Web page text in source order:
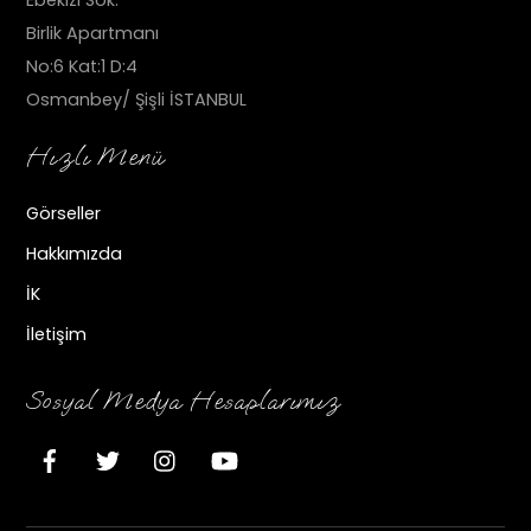
Birlik Apartmanı
No:6 Kat:1 D:4
Osmanbey/ Şişli İSTANBUL
Hızlı Menü
Görseller
Hakkımızda
İK
İletişim
Sosyal Medya Hesaplarımız